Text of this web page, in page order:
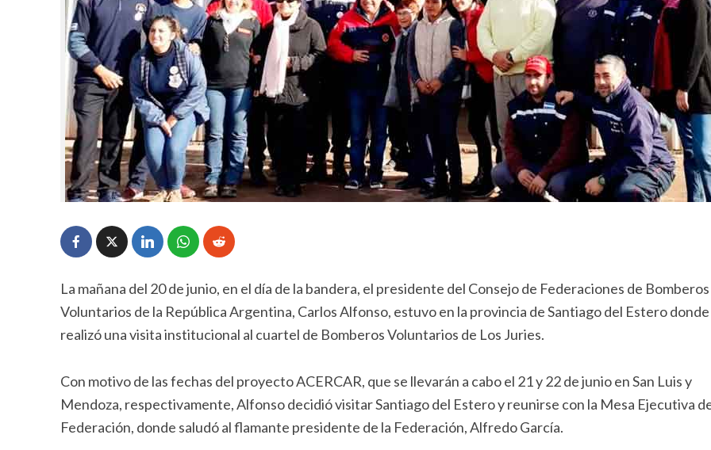
La mañana del 20 de junio, en el día de la bandera, el presidente del Consejo de Federaciones de Bomberos
Voluntarios de la República Argentina, Carlos Alfonso, estuvo en la provincia de Santiago del Estero donde
realizó una visita institucional al cuartel de Bomberos Voluntarios de Los Juries.
Con motivo de las fechas del proyecto ACERCAR, que se llevarán a cabo el 21 y 22 de junio en San Luis y
Mendoza, respectivamente, Alfonso decidió visitar Santiago del Estero y reunirse con la Mesa Ejecutiva
Federación, donde saludó al flamante presidente de la Federación, Alfredo García.